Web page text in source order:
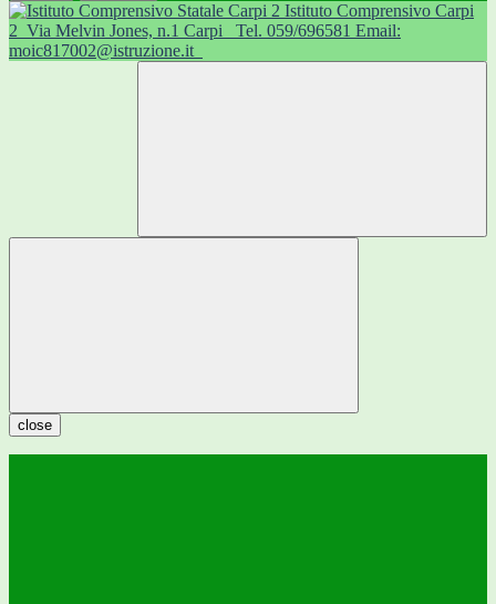
Istituto Comprensivo Carpi
2 Via Melvin Jones, n.1 Carpi
Tel. 059/696581 Email:
moic817002@istruzione.it
close